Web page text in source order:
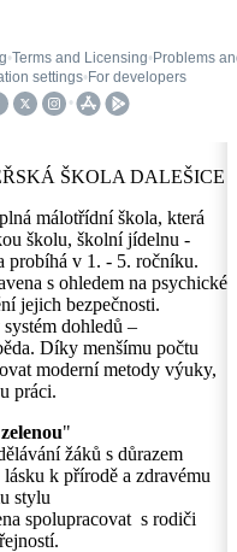
ŠKOLA DALEŠICE
málotřídní škola, která
školu, školní jídelnu -
probíhá v 1. - 5. ročníku.
s ohledem na psychické
jejich bezpečnosti.
dohledů –
Díky menšímu počtu
moderní metody výuky,
práci.
"
žáků s důrazem
k přírodě a zdravému
stylu
spolupracovat s rodiči